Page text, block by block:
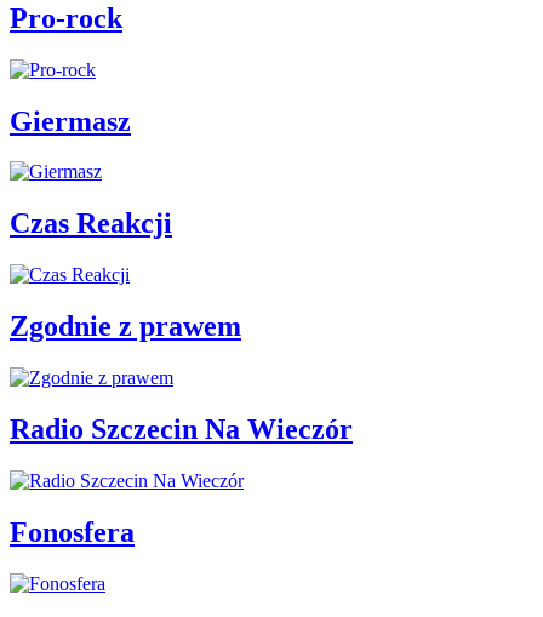
Pro-rock
Giermasz
Czas Reakcji
Zgodnie z prawem
Radio Szczecin Na Wieczór
Fonosfera